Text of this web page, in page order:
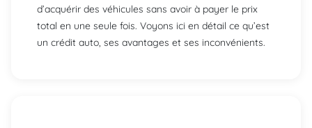
d’acquérir des véhicules sans avoir à payer le prix
total en une seule fois. Voyons ici en détail ce qu’est
un crédit auto, ses avantages et ses inconvénients.